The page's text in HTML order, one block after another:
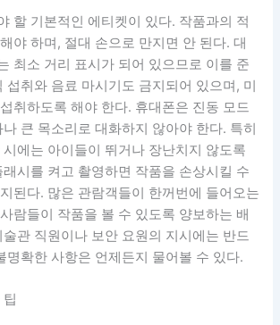
할 기본적인 에티켓이 있다. 작품과의 적
야 하며, 절대 손으로 만지면 안 된다. 대
최소 거리 표시가 되어 있으므로 이를 준
섭취와 음료 마시기도 금지되어 있으며, 미
취하도록 해야 한다. 휴대폰은 진동 모드
큰 목소리로 대화하지 않아야 한다. 특히
에는 아이들이 뛰거나 장난치지 않도록
시를 켜고 촬영하면 작품을 손상시킬 수
된다. 많은 관람객들이 한꺼번에 들어오는
람들이 작품을 볼 수 있도록 양보하는 배
관 직원이나 보안 요원의 지시에는 반드
명확한 사항은 언제든지 물어볼 수 있다.